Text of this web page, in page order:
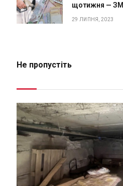
щотижня — ЗМІ
29 ЛИПНЯ, 2023
Не пропустіть